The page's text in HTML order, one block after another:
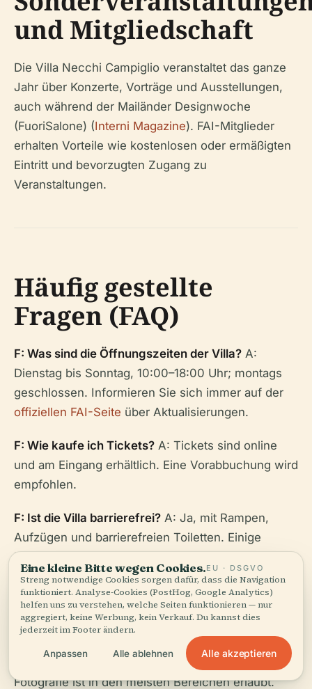
und Mitgliedschaft
Die Villa Necchi Campiglio veranstaltet das ganze
Jahr über Konzerte, Vorträge und Ausstellungen,
auch während der Mailänder Designwoche
(FuoriSalone) (Interni Magazine). FAI-Mitglieder
erhalten Vorteile wie kostenlosen oder ermäßigten
Eintritt und bevorzugten Zugang zu
Veranstaltungen.
Häufig gestellte
Fragen (FAQ)
F: Was sind die Öffnungszeiten der Villa? A:
Dienstag bis Sonntag, 10:00–18:00 Uhr; montags
geschlossen. Informieren Sie sich immer auf der
offiziellen FAI-Seite über Aktualisierungen.
F: Wie kaufe ich Tickets? A: Tickets sind online
und am Eingang erhältlich. Eine Vorabbuchung wird
empfohlen.
F: Ist die Villa barrierefrei? A: Ja, mit Rampen,
Aufzügen und barrierefreien Toiletten. Einige
historische Bereiche können nur eingeschränkt
zugänglich sein.
F: Sind Führungen verfügbar?A: Ja, auf Englisch
und Italienisch, Dauer 60–90 Minuten.
F: Darf ich fotografieren?
A: Persönliche
Fotografie ist in den meisten Bereichen erlaubt.
Eine kleine Bitte wegen Cookies.EU · DSGVO
Streng notwendige Cookies sorgen dafür, dass die Navigation
funktioniert. Analyse-Cookies (PostHog, Google Analytics)
helfen uns zu verstehen, welche Seiten funktionieren — nur
aggregiert, keine Werbung, kein Verkauf. Du kannst dies
jederzeit im Footer ändern.
Anpassen Alle ablehnen Alle akzeptieren